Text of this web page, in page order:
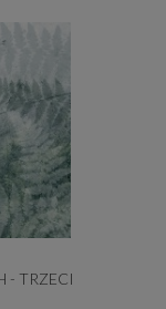
- TRZECI